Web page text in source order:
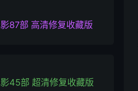
影87部 高清修复收藏版
影45部 超清修复收藏版